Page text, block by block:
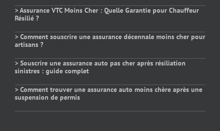
> Assurance VTC Moins Cher : Quelle Garantie pour Chauffeur
Résilié ?
> Comment souscrire une assurance décennale moins cher pour
artisans ?
> Souscrire une assurance auto pas cher après résiliation
sinistres : guide complet
> Comment trouver une assurance auto moins chère après une
suspension de permis